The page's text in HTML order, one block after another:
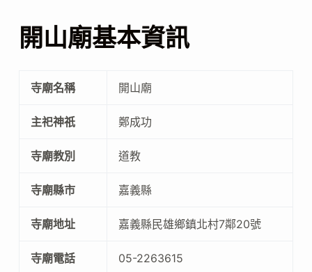
開山廟基本資訊
寺廟名稱 開山廟
主祀神祇 鄭成功
寺廟教別 道教
寺廟縣市 嘉義縣
寺廟地址 嘉義縣民雄鄉鎮北村7鄰20號
寺廟電話 05-2263615